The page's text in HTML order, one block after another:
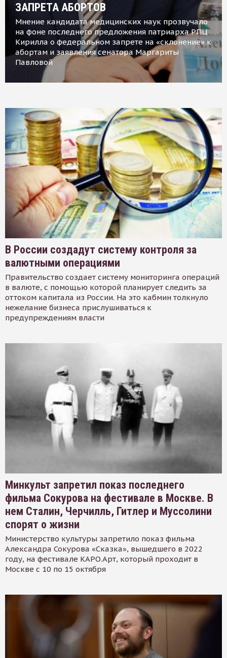
ЗАПРЕТА АБОРТОВ
Мнение кандидата медицинских наук прозвучало
на фоне последнего предложения патриарха РПЦ
Кирилла о федеральном запрете на «склонение» к
абортам и заявления сенатора Маргариты
Павловой
В России создадут систему контроля за
валютными операциями
Правительство создает систему мониторинга операций
в валюте, с помощью которой планирует следить за
оттоком капитала из России. На это кабмин толкнуло
нежелание бизнеса прислушиваться к
предупреждениям власти
Минкульт запретил показ последнего
фильма Сокурова на фестивале в Москве. В
нем Сталин, Черчилль, Гитлер и Муссолини
спорят о жизни
Министерство культуры запретило показ фильма
Александра Сокурова «Сказка», вышедшего в 2022
году, на фестивале КАРО.Арт, который проходит в
Москве с 10 по 15 октября